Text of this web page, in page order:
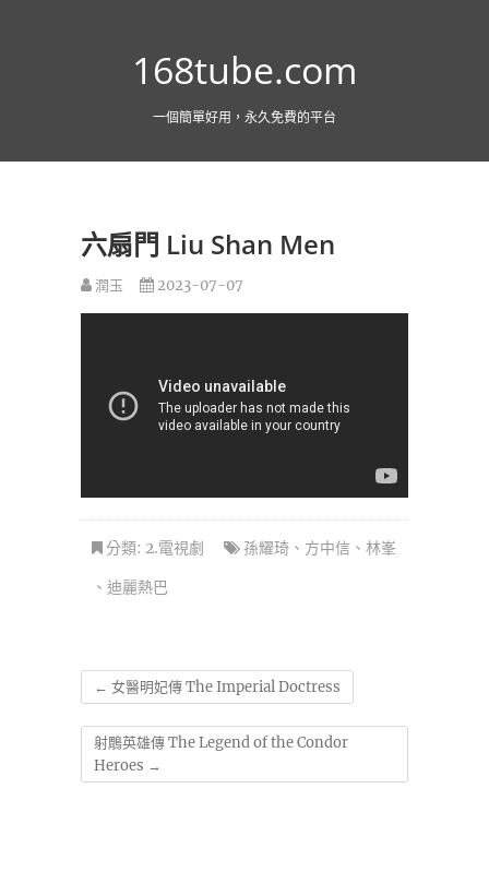
168tube.com
一個簡單好用，永久免費的平台
六扇門 Liu Shan Men
潤玉 2023-07-07
分類: 2.電視劇 孫耀琦 、 方中信 、 林峯
、 迪麗熱巴
← 女醫明妃傳 The Imperial Doctress
射鵰英雄傳 The Legend of the Condor
Heroes →